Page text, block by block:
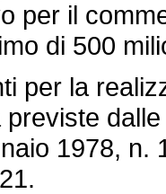
per il
di 500
la
1978, n.